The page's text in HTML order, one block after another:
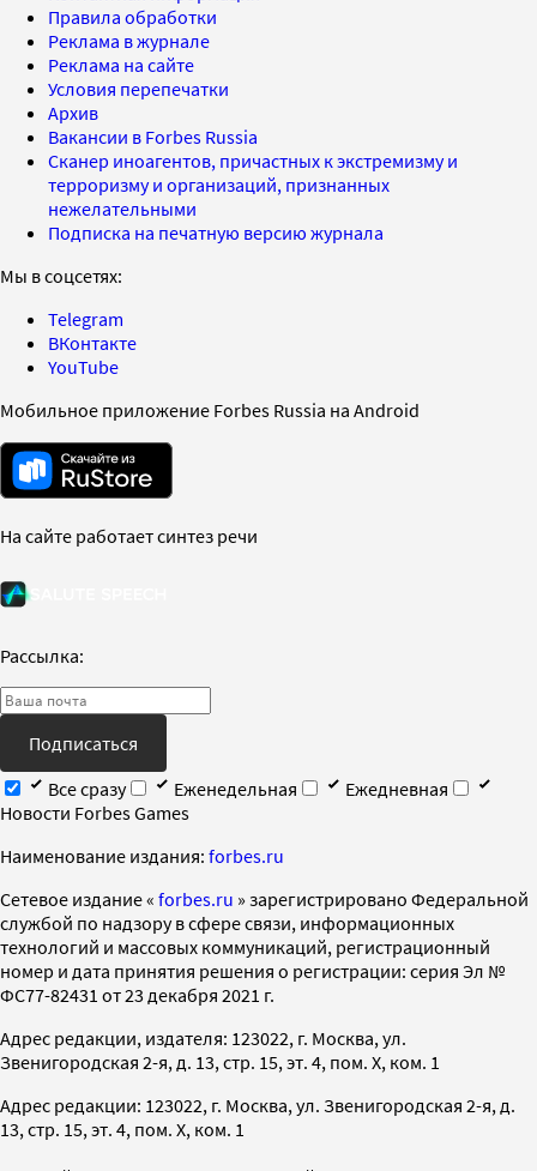
Правила обработки
Реклама в журнале
Реклама на сайте
Условия перепечатки
Архив
Вакансии в Forbes Russia
Сканер иноагентов, причастных к экстремизму и
терроризму и организаций, признанных
нежелательными
Подписка на печатную версию журнала
Мы в соцсетях:
Telegram
ВКонтакте
YouTube
Мобильное приложение Forbes Russia на Android
На сайте работает синтез речи
Рассылка:
Подписаться
Все сразу
Еженедельная
Ежедневная
Новости Forbes Games
Наименование издания: forbes.ru
Cетевое издание « forbes.ru » зарегистрировано Федеральной
службой по надзору в сфере связи, информационных
технологий и массовых коммуникаций, регистрационный
номер и дата принятия решения о регистрации: серия Эл №
ФС77-82431 от 23 декабря 2021 г.
Адрес редакции, издателя: 123022, г. Москва, ул.
Звенигородская 2-я, д. 13, стр. 15, эт. 4, пом. X, ком. 1
Адрес редакции: 123022, г. Москва, ул. Звенигородская 2-я, д.
13, стр. 15, эт. 4, пом. X, ком. 1